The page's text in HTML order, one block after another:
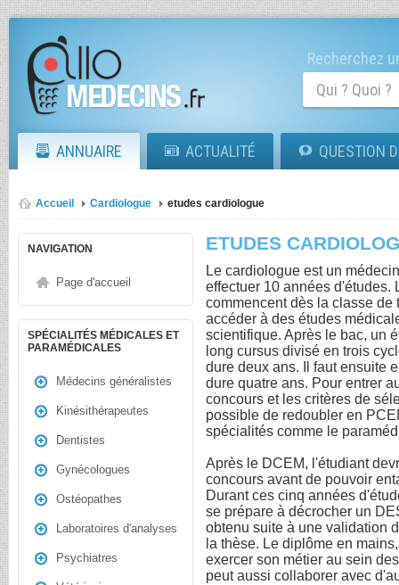
Recherchez
ANNUAIRE ACTUALITÉ QUESTION
Accueil Cardiologue etudes cardiologue
NAVIGATION
Page d'accueil
SPÉCIALITÉS MÉDICALES ET
PARAMÉDICALES
Médecins généralistes
Kinésithérapeutes
Dentistes
Gynécologues
Ostéopathes
Laboratoires d'analyses
Psychiatres
ETUDES
Le cardiologue est un
effectuer 10 années
commencent dès la classe de
accéder à des études
scientifique. Après le bac, un
long cursus divisé en trois
dure deux ans. Il faut ensuite
dure quatre ans. Pour entrer
concours et les critères de
possible de redoubler en
spécialités comme le
Après le DCEM, l'étudiant
concours avant de pouvoir
Durant ces cinq années
se prépare à décrocher un
obtenu suite à une validation
la thèse. Le diplôme en
exercer son métier au sein
peut aussi collaborer avec